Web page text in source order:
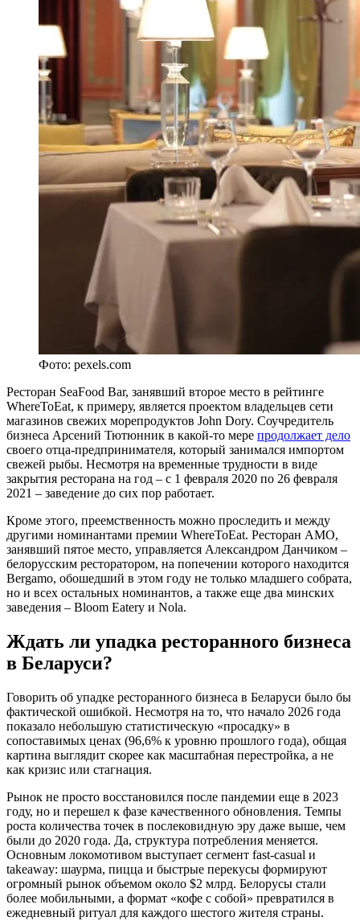
Фото: pexels.com
Ресторан SeaFood Bar, занявший второе место в рейтинге
WhereToEat, к примеру, является проектом владельцев сети
магазинов свежих морепродуктов John Dory. Соучредитель
бизнеса Арсений Тютюнник в какой-то мере продолжает дело
своего отца-предпринимателя, который занимался импортом
свежей рыбы. Несмотря на временные трудности в виде
закрытия ресторана на год – с 1 февраля 2020 по 26 февраля
2021 – заведение до сих пор работает.
Кроме этого, преемственность можно проследить и между
другими номинантами премии WhereToEat. Ресторан AMO,
занявший пятое место, управляется Александром Данчиком –
белорусским ресторатором, на попечении которого находится
Bergamo, обошедший в этом году не только младшего собрата,
но и всех остальных номинантов, а также еще два минских
заведения – Bloom Eatery и Nola.
Ждать ли упадка ресторанного бизнеса
в Беларуси?
Говорить об упадке ресторанного бизнеса в Беларуси было бы
фактической ошибкой. Несмотря на то, что начало 2026 года
показало небольшую статистическую «просадку» в
сопоставимых ценах (96,6% к уровню прошлого года), общая
картина выглядит скорее как масштабная перестройка, а не
как кризис или стагнация.
Рынок не просто восстановился после пандемии еще в 2023
году, но и перешел к фазе качественного обновления. Темпы
роста количества точек в послековидную эру даже выше, чем
были до 2020 года. Да, структура потребления меняется.
Основным локомотивом выступает сегмент fast-casual и
takeaway: шаурма, пицца и быстрые перекусы формируют
огромный рынок объемом около $2 млрд. Белорусы стали
более мобильными, а формат «кофе с собой» превратился в
ежедневный ритуал для каждого шестого жителя страны.